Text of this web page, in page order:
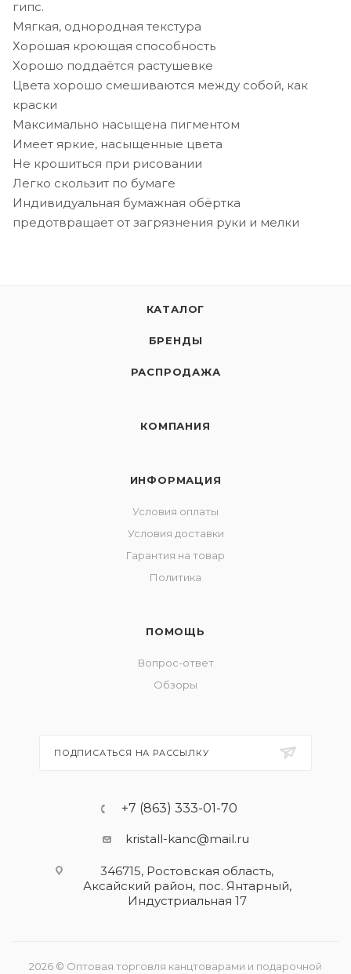
гипс.
Мягкая, однородная текстура
Хорошая кроющая способность
Хорошо поддаётся растушевке
Цвета хорошо смешиваются между собой, как
краски
Максимально насыщена пигментом
Имеет яркие, насыщенные цвета
Не крошиться при рисовании
Легко скользит по бумаге
Индивидуальная бумажная обёртка
предотвращает от загрязнения руки и мелки
КАТАЛОГ
БРЕНДЫ
РАСПРОДАЖА
КОМПАНИЯ
ИНФОРМАЦИЯ
Условия оплаты
Условия доставки
Гарантия на товар
Политика
ПОМОЩЬ
Вопрос-ответ
Обзоры
ПОДПИСАТЬСЯ НА РАССЫЛКУ
+7 (863) 333-01-70
kristall-kanc@mail.ru
346715, Ростовская область​,
Аксайский район, пос. Янтарный,
Индустриальная 17
2026 © Оптовая торговля канцтоварами и подарочной